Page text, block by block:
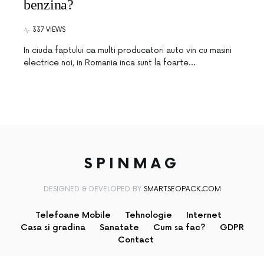
benzina?
337 VIEWS
In ciuda faptului ca multi producatori auto vin cu masini
electrice noi, in Romania inca sunt la foarte…
SPINMAG
DESIGNED & DEVELOPED BY SMARTSEOPACK.COM
Telefoane Mobile Tehnologie
Internet
Casa si gradina
Sanatate Cum sa fac?
GDPR
Contact